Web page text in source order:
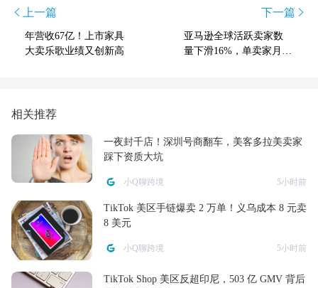
上一篇
年营收67亿！上市家具
大卖乐歌业绩又创新高
下一篇
亚马逊全球活跃卖家数
量下滑16%，单卖家月流
相关推荐
一夜封千店！深圳号商翻车，美客多拉美卖家
踩下资质大坑
小Q聊跨境 5小时前
TikTok 美区手链爆卖 2 万单！义乌成本 8 元卖
8 美元
小Q聊跨境 5小时前
TikTok Shop 美区反超印尼，503 亿 GMV 背后